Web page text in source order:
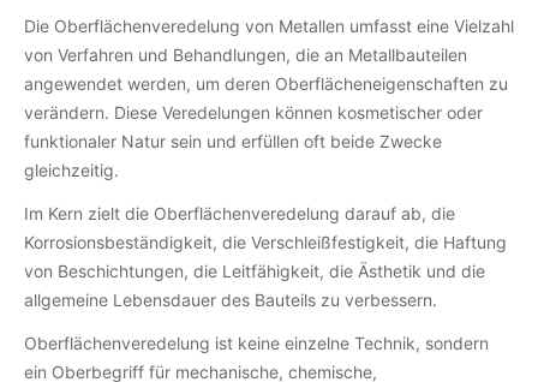
Die Oberflächenveredelung von Metallen umfasst eine Vielzahl
von Verfahren und Behandlungen, die an Metallbauteilen
angewendet werden, um deren Oberflächeneigenschaften zu
verändern. Diese Veredelungen können kosmetischer oder
funktionaler Natur sein und erfüllen oft beide Zwecke
gleichzeitig.
Im Kern zielt die Oberflächenveredelung darauf ab, die
Korrosionsbeständigkeit, die Verschleißfestigkeit, die Haftung
von Beschichtungen, die Leitfähigkeit, die Ästhetik und die
allgemeine Lebensdauer des Bauteils zu verbessern.
Oberflächenveredelung ist keine einzelne Technik, sondern
ein Oberbegriff für mechanische, chemische,